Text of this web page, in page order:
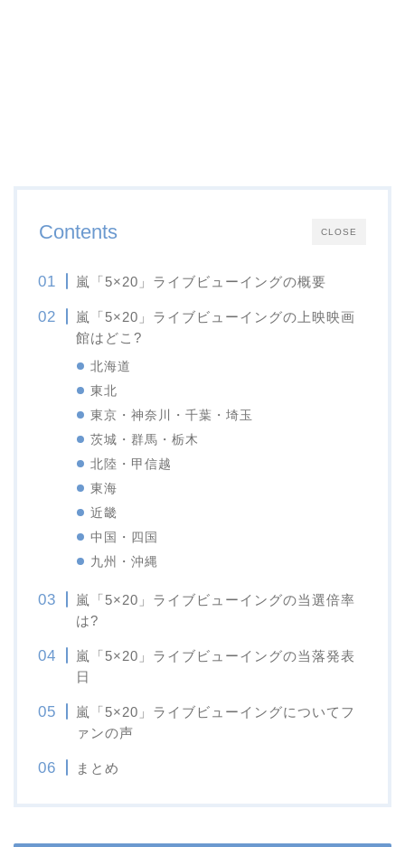
CLOSE
Contents
嵐「5×20」ライブビューイングの概要
嵐「5×20」ライブビューイングの上映映画
館はどこ?
北海道
東北
東京・神奈川・千葉・埼玉
茨城・群馬・栃木
北陸・甲信越
東海
近畿
中国・四国
九州・沖縄
嵐「5×20」ライブビューイングの当選倍率
は?
嵐「5×20」ライブビューイングの当落発表
日
嵐「5×20」ライブビューイングについてフ
ァンの声
まとめ